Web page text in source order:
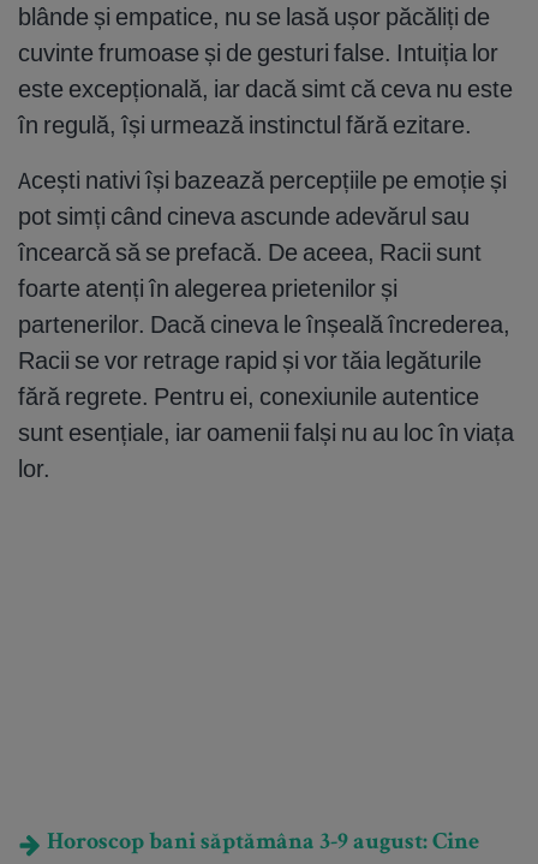
blânde și empatice, nu se lasă ușor păcăliți de
cuvinte frumoase și de gesturi false. Intuiția lor
este excepțională, iar dacă simt că ceva nu este
în regulă, își urmează instinctul fără ezitare.
Acești nativi își bazează percepțiile pe emoție și
pot simți când cineva ascunde adevărul sau
încearcă să se prefacă. De aceea, Racii sunt
foarte atenți în alegerea prietenilor și
partenerilor. Dacă cineva le înșeală încrederea,
Racii se vor retrage rapid și vor tăia legăturile
fără regrete. Pentru ei, conexiunile autentice
sunt esențiale, iar oamenii falși nu au loc în viața
lor.
Horoscop bani săptămâna 3-9 august: Cine